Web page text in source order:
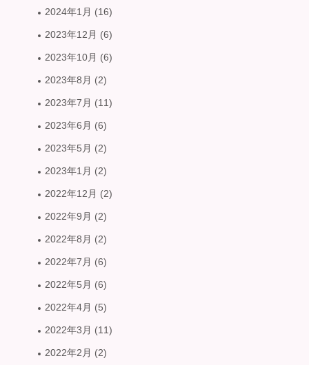
2024年1月 (16)
2023年12月 (6)
2023年10月 (6)
2023年8月 (2)
2023年7月 (11)
2023年6月 (6)
2023年5月 (2)
2023年1月 (2)
2022年12月 (2)
2022年9月 (2)
2022年8月 (2)
2022年7月 (6)
2022年5月 (6)
2022年4月 (5)
2022年3月 (11)
2022年2月 (2)